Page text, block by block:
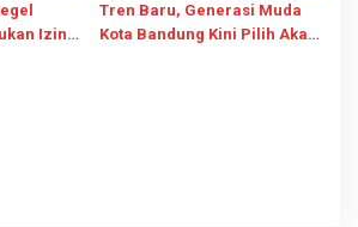
Izin
Tren Baru, Generasi Muda
Kota Bandung Kini Pilih Akad